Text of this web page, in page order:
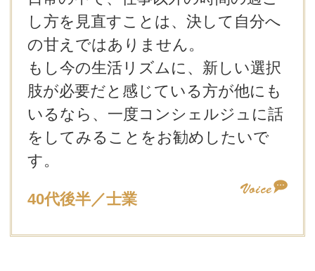
し方を見直すことは、決して自分へ
の甘えではありません。
もし今の生活リズムに、新しい選択
肢が必要だと感じている方が他にも
いるなら、一度コンシェルジュに話
をしてみることをお勧めしたいで
す。
40代後半／士業